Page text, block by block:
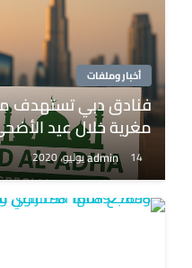
أخبار وملفات
فنادق دبي تستهدف
مغرية خلال عيد
admin 14 يوليو، 2020